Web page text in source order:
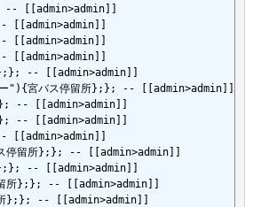
[[admin>admin]]
[[admin>admin]]
[[admin>admin]]
[[admin>admin]]
-- [[admin>admin]]
宮バス停留所};}; -- [[admin>admin]]
-- [[admin>admin]]
-- [[admin>admin]]
[[admin>admin]]
留所};}; -- [[admin>admin]]
-- [[admin>admin]]
};}; -- [[admin>admin]]
-- [[admin>admin]]